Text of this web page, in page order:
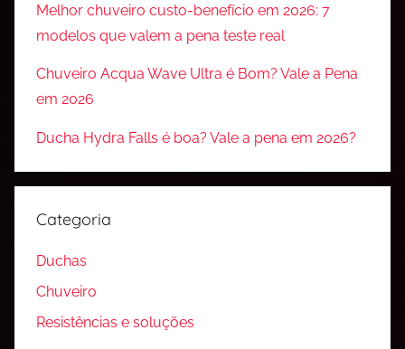
Melhor chuveiro custo-benefício em 2026: 7
modelos que valem a pena teste real
Chuveiro Acqua Wave Ultra é Bom? Vale a Pena
em 2026
Ducha Hydra Falls é boa? Vale a pena em 2026?
Categoria
Duchas
Chuveiro
Resistências e soluções